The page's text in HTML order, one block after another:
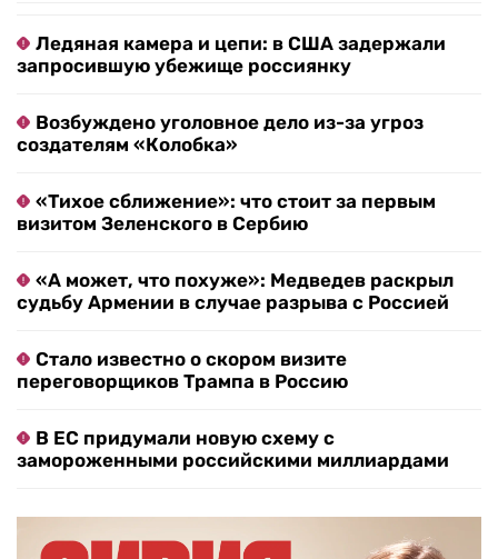
Ледяная камера и цепи: в США задержали
запросившую убежище россиянку
Возбуждено уголовное дело из-за угроз
создателям «Колобка»
«Тихое сближение»: что стоит за первым
визитом Зеленского в Сербию
«А может, что похуже»: Медведев раскрыл
судьбу Армении в случае разрыва с Россией
Стало известно о скором визите
переговорщиков Трампа в Россию
В ЕС придумали новую схему с
замороженными российскими миллиардами